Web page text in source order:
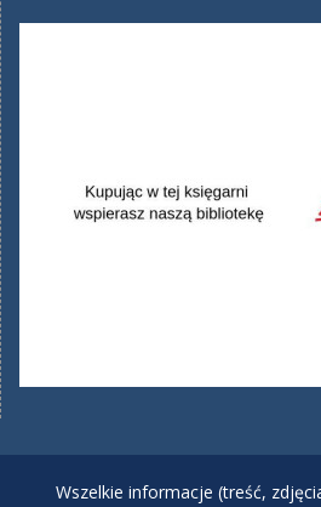
Wszelkie informacje (treść,